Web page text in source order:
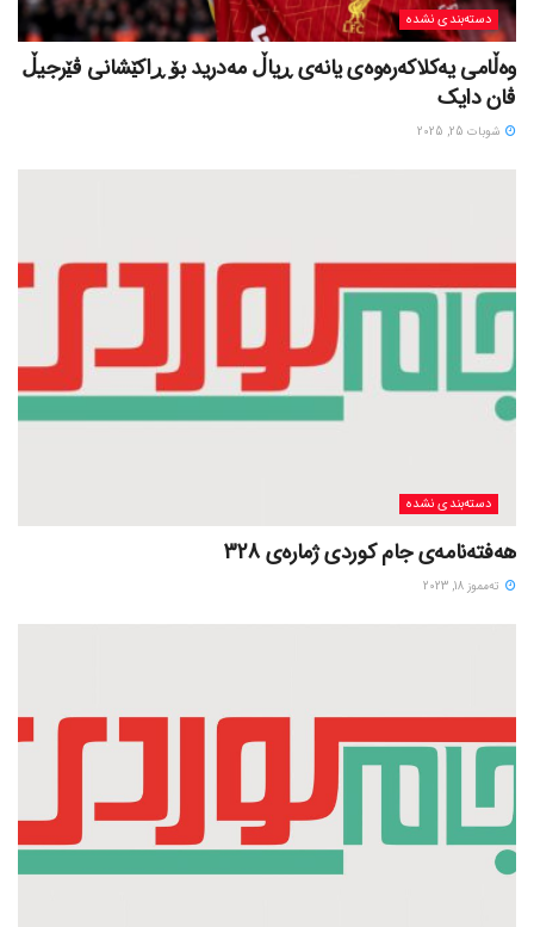
دسته‌بندی نشده
وەڵامی یەکلاکەرەوەی یانەی ڕیاڵ مەدرید بۆ ڕاکێشانی ڤێرجیڵ
ڤان دایک
شوبات 25, 2025
دسته‌بندی نشده
هەفتەنامەی جام کوردی ژمارەی 328
ته‌مموز 18, 2023